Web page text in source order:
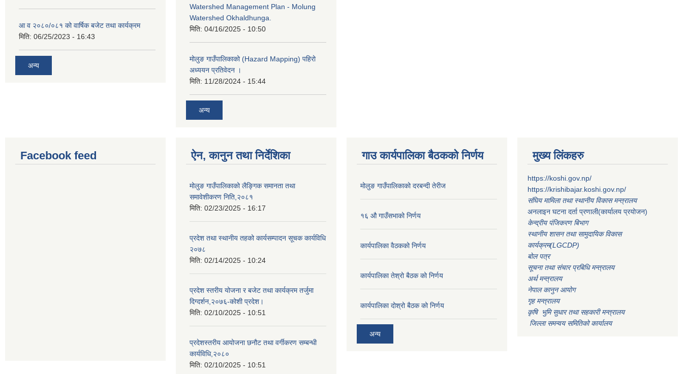
आ व २०८०/०८१ को वार्षिक बजेट तथा कार्यक्रम
मिति: 06/25/2023 - 16:43
अन्य
Watershed Management Plan - Molung
Watershed Okhaldhunga.
मिति: 04/16/2025 - 10:50
मोलुङ गाउँपालिकाको (Hazard Mapping) पहिरो
अध्ययन प्रतिवेदन ।
मिति: 11/28/2024 - 15:44
अन्य
Facebook feed ऐन, कानुन तथा निर्देशिका
मोलुङ गाउँपालिकाको लैङ्गिक समानता तथा
समावेशीकरण निति,२०८१
मिति: 02/23/2025 - 16:17
प्रदेश तथा स्थानीय तहको कार्यसम्पादन सूचक कार्यविधि
२०७८
मिति: 02/14/2025 - 10:24
प्रदेश स्तरीय योजना र बजेट तथा कार्यक्रम तर्जुमा
दिग्दर्शन,२०७६-कोशी प्रदेश।
मिति: 02/10/2025 - 10:51
प्रदेशस्तरीय आयोजना छनौट तथा वर्गीकरण सम्बन्धी
कार्यविधि,२०८०
मिति: 02/10/2025 - 10:51
गाउ कार्यपालिका बैठकको निर्णय
मोलुङ गाउँपालिकाको दरबन्दी तेरीज
१६ औ गाउँसभाको निर्णय
कार्यपालिका वैठकको निर्णय
कार्यपालिका तेश्रो बैठक को निर्णय
कार्यपालिका दोश्रो बैठक को निर्णय
अन्य
मुख्य लिंकहरु
https://koshi.gov.np/
https://krishibajar.koshi.gov.np/
संघिय मामिला तथा स्थानीय विकास मन्त्रालय
अनलाइन घटना दर्ता प्रणाली(कार्यालय प्रयोजन)
केन्द्रीय पंजिकरण बिभाग
स्थानीय शासन तथा सामुदायिक विकास
कार्यक्रम(LGCDP)
बोल पत्र
सूचना तथा संचार प्रबिधि मन्त्रालय
अर्थ मन्त्रालय
नेपाल कानुन आयोग
गृह मन्त्रालय
कृषि भुमि सुधार तथा सहकारी मन्त्रालय
जिल्ला समन्वय समितिको कार्यालय